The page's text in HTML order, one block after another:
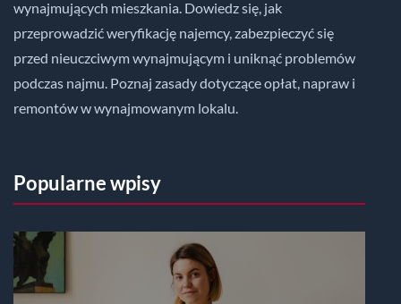
wynajmujących mieszkania. Dowiedz się, jak
przeprowadzić weryfikację najemcy, zabezpieczyć się
przed nieuczciwym wynajmującym i uniknąć problemów
podczas najmu. Poznaj zasady dotyczące opłat, napraw i
remontów w wynajmowanym lokalu.
Popularne wpisy